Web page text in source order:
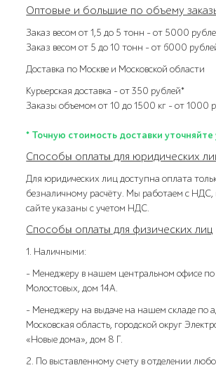
Оптовые и большие по объему
Заказ весом от 1,5 до 5 тонн – от 5000
Заказ весом от 5 до 10 тонн – от 6000
Доставка по Москве и Московской области
Курьерская доставка – от 350 рублей*
Заказы объемом от 10 до 1500 кг – от 1000
* Точную стоимость доставки
Способы оплаты для юридических
Для юридических лиц доступна оплата
безналичному расчёту. Мы работаем с НДС,
сайте указаны с учетом НДС.
Способы оплаты для физических лиц
1. Наличными:
- Менеджеру в нашем центральном офисе по
Молостовых, дом 14А.
- Менеджеру на выдаче на нашем складе по
Московская область, городской округ
«Новые дома», дом 8 Г.
2. По выставленному счету в отделении